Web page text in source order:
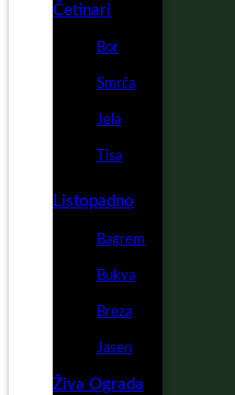
Četinari
Bor
Smrča
Jela
Tisa
Listopadno
Bagrem
Bukva
Breza
Jasen
Živa Ograda